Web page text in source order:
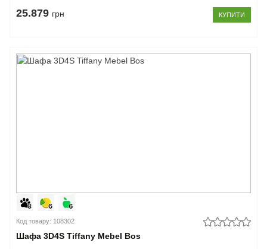
25.879 грн КУПИТИ
Код товару: 108302
Шафа 3D4S Tiffany Mebel Bos